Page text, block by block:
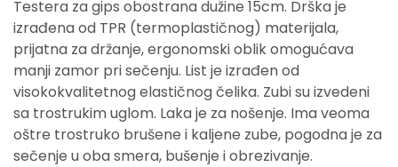
Testera za gips obostrana dužine 15cm. Drška je
izrađena od TPR (termoplastičnog) materijala,
prijatna za držanje, ergonomski oblik omogućava
manji zamor pri sečenju. List je izrađen od
visokokvalitetnog elastičnog čelika. Zubi su izvedeni
sa trostrukim uglom. Laka je za nošenje. Ima veoma
oštre trostruko brušene i kaljene zube, pogodna je za
sečenje u oba smera, bušenje i obrezivanje.